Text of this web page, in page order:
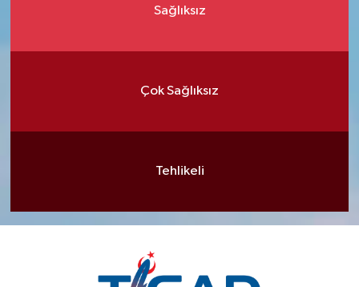
Sağlıksız
Çok Sağlıksız
Tehlikeli